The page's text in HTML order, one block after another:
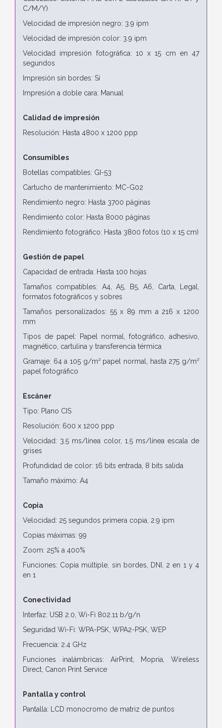
C/M/Y)
Velocidad de impresión negro: 3.9 ipm
Velocidad de impresión color: 3.9 ipm
Velocidad impresión fotográfica: 10 x 15 cm en 47
segundos
Impresión sin bordes: Sí
Impresión a doble cara: Manual
Calidad de impresión
Resolución: Hasta 4800 x 1200 ppp
Consumibles
Botellas compatibles: GI-53
Cartucho de mantenimiento: MC-G02
Rendimiento negro: Hasta 3700 páginas
Rendimiento color: Hasta 8000 páginas
Rendimiento fotográfico: Hasta 3800 fotos (10 x 15 cm)
Gestión de papel
Capacidad de entrada: Hasta 100 hojas
Tamaños compatibles: A4, A5, B5, A6, Carta, Legal,
formatos fotográficos y sobres
Tamaños personalizados: 55 x 89 mm a 216 x 1200
mm
Tipos de papel: Papel normal, fotográfico, adhesivo,
magnético, cartulina y transferencia térmica
Gramaje: 64 a 105 g/m² papel normal, hasta 275 g/m²
papel fotográfico
Escáner
Tipo: Plano CIS
Resolución: 600 x 1200 ppp
Velocidad: 3.5 ms/línea color, 1.5 ms/línea escala de
grises
Profundidad de color: 16 bits entrada, 8 bits salida
Tamaño máximo: A4
Copia
Velocidad: 25 segundos primera copia, 2.9 ipm
Copias máximas: 99
Zoom: 25% a 400%
Funciones: Copia múltiple, sin bordes, DNI, 2 en 1 y 4
en 1
Conectividad
Interfaz: USB 2.0, Wi-Fi 802.11 b/g/n
Seguridad Wi-Fi: WPA-PSK, WPA2-PSK, WEP
Frecuencia: 2.4 GHz
Funciones inalámbricas: AirPrint, Mopria, Wireless
Direct, Canon Print Service
Pantalla y control
Pantalla: LCD monocromo de matriz de puntos